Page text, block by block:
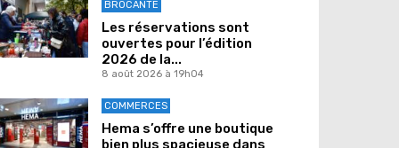
BROCANTE
Les réservations sont
ouvertes pour l’édition
2026 de la...
8 août 2026 à 19h04
COMMERCES
Hema s’offre une boutique
bien plus spacieuse dans